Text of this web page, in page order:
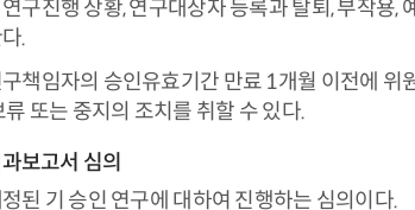
구진행 상황, 연구대상자 등록과 탈퇴, 부작용
.
책임자의 승인유효기간 만료 1개월 이전에
또는 중지의 조치를 취할 수 있다.
보고서 심의
된 기 승인 연구에 대하여 진행하는 심의이다.